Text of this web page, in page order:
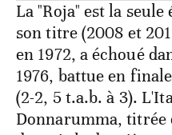
La "Roja" est la
son titre (2008 et
en 1972, a échoué
1976, battue en
(2-2, 5 t.a.b. à 3).
Donnarumma, titrée